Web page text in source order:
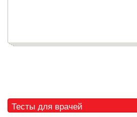
Тесты для врачей